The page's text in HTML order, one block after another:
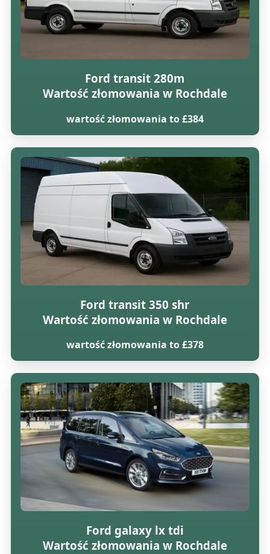
Ford transit 280m
Wartość złomowania w Rochdale
wartość złomowania to £384
Ford transit 350 shr
Wartość złomowania w Rochdale
wartość złomowania to £378
Ford galaxy lx tdi
Wartość złomowania w Rochdale